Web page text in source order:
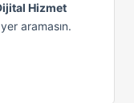
Hizmet
aramasın.